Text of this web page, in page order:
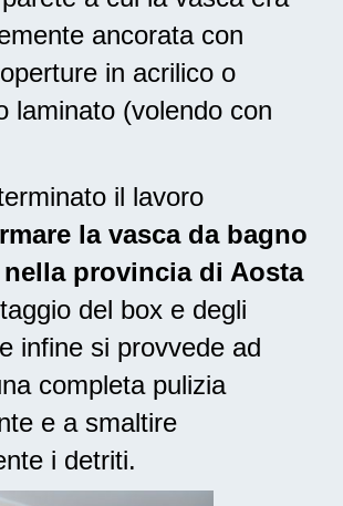
ancorata con
in acrilico o
laminato (volendo con
il lavoro
la vasca da bagno
provincia di Aosta
del box e degli
infine si provvede ad
completa pulizia
e a smaltire
i detriti.